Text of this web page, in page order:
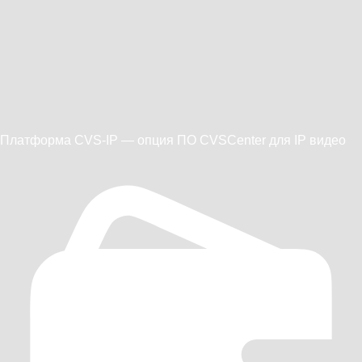
Платформа CVS-IP — опция ПО CVSCenter для IP видео